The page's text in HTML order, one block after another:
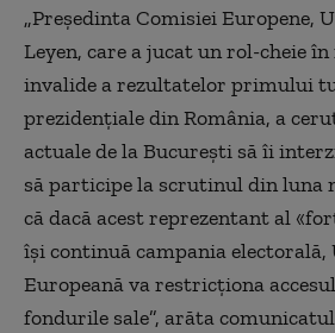
„Președinta Comisiei Europene,
Leyen, care a jucat un rol-cheie
invalide a rezultatelor primului
prezidențiale din România, a
actuale de la București să îi
să participe la scrutinul din luna
că dacă acest reprezentant al
își continuă campania electorală,
Europeană va restricționa
fondurile sale”, arăta comunicatul